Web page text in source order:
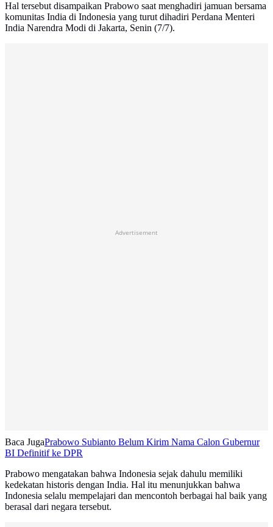
Hal tersebut disampaikan Prabowo saat menghadiri jamuan bersama
komunitas India di Indonesia yang turut dihadiri Perdana Menteri
India Narendra Modi di Jakarta, Senin (7/7).
Advertisement
Baca JugaPrabowo Subianto Belum Kirim Nama Calon Gubernur
BI Definitif ke DPR
Prabowo mengatakan bahwa Indonesia sejak dahulu memiliki
kedekatan historis dengan India. Hal itu menunjukkan bahwa
Indonesia selalu mempelajari dan mencontoh berbagai hal baik yang
berasal dari negara tersebut.